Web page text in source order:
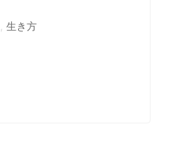
生き方